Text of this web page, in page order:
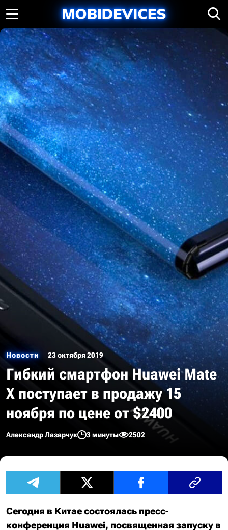
Новости 23 октября 2019
Гибкий смартфон Huawei Mate
X поступает в продажу 15
ноября по цене от $2400
Александр Лазарчук 3 минуты 2502
Сегодня в Китае состоялась пресс-
конференция Huawei, посвященная запуску в